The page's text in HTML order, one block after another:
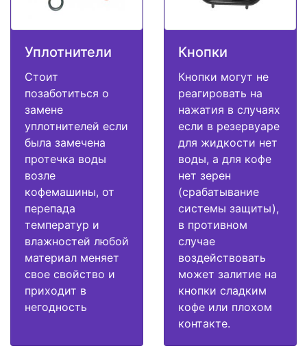
Уплотнители
Стоит
позаботиться о
замене
уплотнителей если
была замечена
протечка воды
возле
кофемашины, от
перепада
температур и
влажностей любой
материал меняет
свое свойство и
приходит в
негодность
Кнопки
Кнопки могут не
реагировать на
нажатия в случаях
если в резервуаре
для жидкости нет
воды, а для кофе
нет зерен
(срабатывание
системы защиты),
в противном
случае
воздействовать
может залитие на
кнопки сладким
кофе или плохом
контакте.